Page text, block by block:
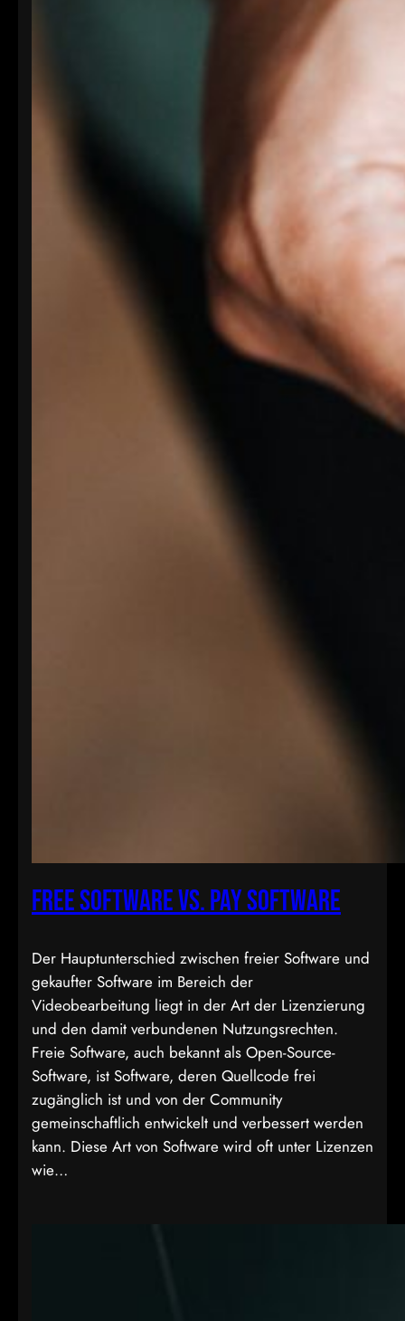
Free Software vs. Pay Software
Der Hauptunterschied zwischen freier Software und
gekaufter Software im Bereich der
Videobearbeitung liegt in der Art der Lizenzierung
und den damit verbundenen Nutzungsrechten.
Freie Software, auch bekannt als Open-Source-
Software, ist Software, deren Quellcode frei
zugänglich ist und von der Community
gemeinschaftlich entwickelt und verbessert werden
kann. Diese Art von Software wird oft unter Lizenzen
wie…